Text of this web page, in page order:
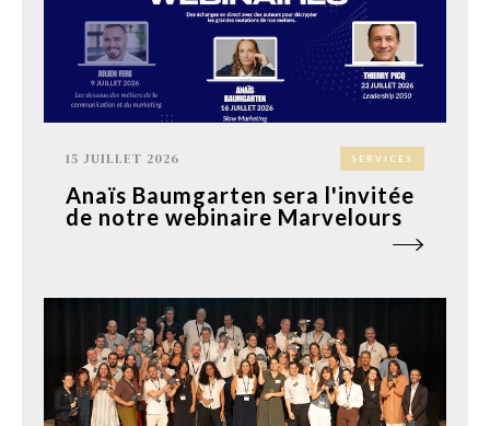
15 JUILLET 2026 SERVICES
Anaïs Baumgarten sera l'invitée
de notre webinaire Marvelours